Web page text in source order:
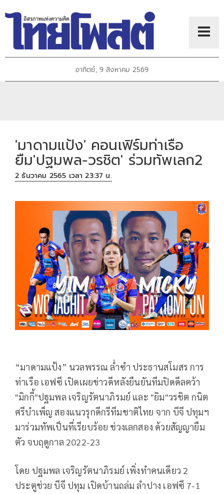
อาทิตย์, 9 สิงหาคม 2569
'มาดามแป้ง' คอนเฟิร์มท่าเรือ
ยืม'ปฐมพล-วรชิต' ร่วมทัพเลก2
2 ธันวาคม 2565 เวลา 23:37 น.
“มาดามแป้ง” นวลพรรณ ล่ำซำ ประธานสโมสร การ
ท่าเรือ เอฟซี เปิดเผยข่าวดีหลังยืนยันทีมปิดดีลคว้า
"มิกกี้"ปฐมพล เจริญรัตนาภิรมย์ และ "ยิม"วรชิต กนิต
ศรีบำเพ็ญ สองแนวรุกดีกรีทีมชาติไทย จาก บีจี ปทุมฯ
มาร่วมทัพเป็นที่เรียบร้อย ช่วงเลกสอง ด้วยสัญญายืม
ตัว จบฤดูกาล 2022-23
โดย ปฐมพล เจริญรัตนาภิรมย์ เพิ่งทำคนเดียว 2
ประตูช่วย บีจี ปทุม เปิดบ้านถล่ม ลำปาง เอฟซี 7-1